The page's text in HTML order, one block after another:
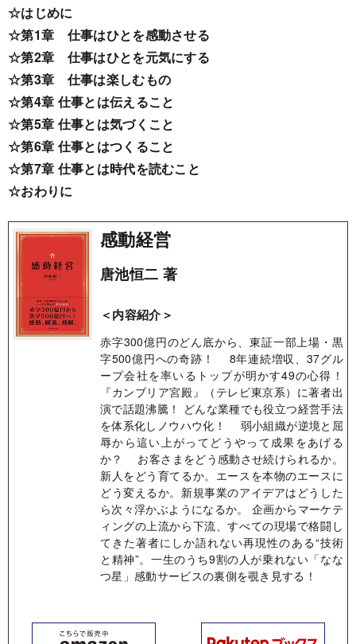
☆はじめに
☆第1章 仕事はひとを感動させる
☆第2章 仕事はひとを元気にする
☆第3章 仕事は楽しむもの
☆第4章 仕事とは伝えること
☆第5章 仕事とは気づくこと
☆第6章 仕事とはつくること
☆第7章 仕事とは時代を読むこと
☆おわりに
感動経営
唐池恒二 著
＜内容紹介＞
赤字300億円のどん底から、東証一部上場・黒
字500億円への奇跡！ 8年連続増収、37グル
ープ会社を率いるトップが明かす49の心得！
『カンブリア宮殿』（テレビ東京系）に著者出
演で話題沸騰！ どんな業種でも役立つ経営手法
を体系化しノウハウ化！ 弱小組織が逆境と屈
辱から這い上がってどうやって成果をあげる
か？ お客さまをどう感動させ続けられるか。
新人をどう育てるか。エースを本物のエースに
どう変えるか。新規事業のアイデアはどうした
ら次々浮かぶようになるか。 企画からマーケテ
ィングの上流から下流、すべての現場で格闘し
てきた著者にしか語れない再現性のある“技術
と精神”。一生のうち9割の人が乗れない「なな
つ星」感動サービスの裏側を覗き見する！